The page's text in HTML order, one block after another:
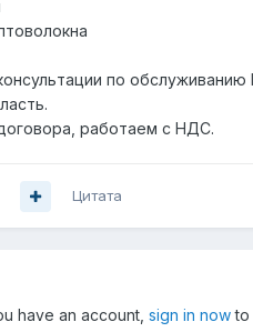
по обслуживанию
работаем с НДС.
Цитата
have an account, sign in nowto